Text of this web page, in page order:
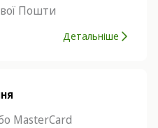
Пошти
Детальніше
MasterCard